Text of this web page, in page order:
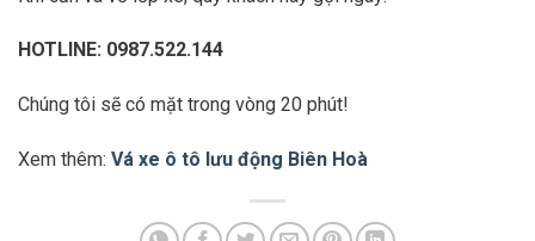
HOTLINE: 0987.522.144
Chúng tôi sẽ có mặt trong vòng 20 phút!
Xem thêm: Vá xe ô tô lưu động Biên Hoà